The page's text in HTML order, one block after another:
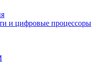
и цифровые процессоры